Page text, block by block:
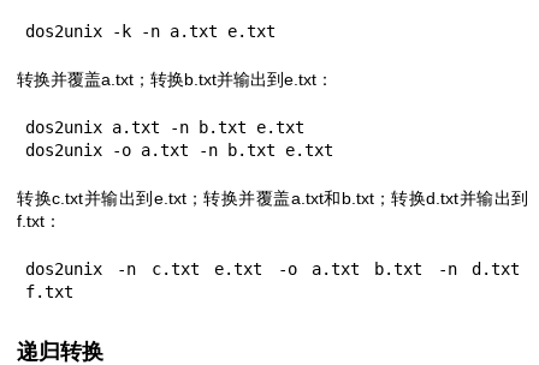
dos2unix -k -n a.txt e.txt
转换并覆盖a.txt；转换b.txt并输出到e.txt：
dos2unix a.txt -n b.txt e.txt
dos2unix -o a.txt -n b.txt e.txt
转换c.txt并输出到e.txt；转换并覆盖a.txt和b.txt；转换d.txt并输出到
f.txt：
dos2unix -n c.txt e.txt -o a.txt b.txt -n d.txt
f.txt
递归转换